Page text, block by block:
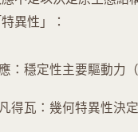
異性」：
：穩定性主要驅動力（
得瓦：幾何特異性決